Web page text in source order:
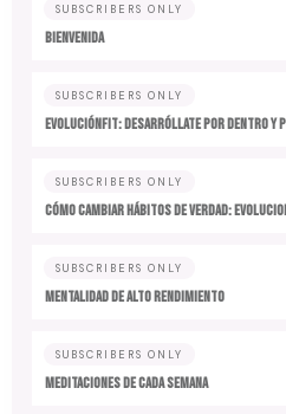
SUBSCRIBERS ONLY
BIENVENIDA
SUBSCRIBERS ONLY
EvoluciónFit: desarróllate por dentro y
SUBSCRIBERS ONLY
Cómo cambiar hábitos de verdad:
SUBSCRIBERS ONLY
MENTALIDAD DE ALTO RENDIMIENTO
SUBSCRIBERS ONLY
MEDITACIONES DE CADA SEMANA